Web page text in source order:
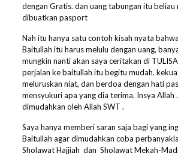
dengan Gratis. dan uang tabungan itu beliau
dibuatkan pasport
Nah itu hanya satu contoh kisah nyata
Baitullah itu harus melulu dengan uang,
mungkin nanti akan saya ceritakan di
perjalan ke baitullah itu begitu mudah.
meluruskan niat, dan berdoa dengan hati
mensyukuri apa yang dia terima. Insya Allah
dimudahkan oleh Allah SWT .
Saya hanya memberi saran saja bagi yang
Baitullah agar dimudahkan coba
Sholawat Hajjiah dan Sholawat Mekah-